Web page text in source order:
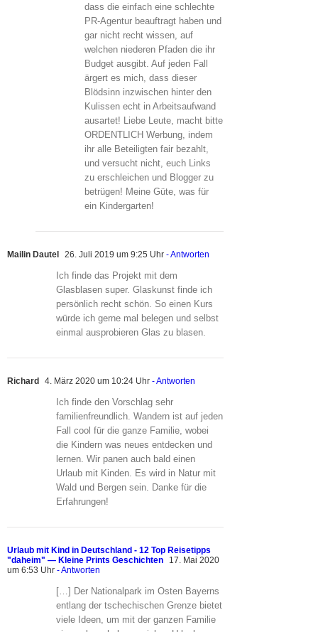
dass die einfach eine schlechte
PR-Agentur beauftragt haben und
gar nicht recht wissen, auf
welchen niederen Pfaden die ihr
Budget ausgibt. Auf jeden Fall
ärgert es mich, dass dieser
Blödsinn inzwischen hinter den
Kulissen echt in Arbeitsaufwand
ausartet! Liebe Leute, macht bitte
ORDENTLICH Werbung, indem
ihr alle Beteiligten fair bezahlt,
und versucht nicht, euch Links
zu erschleichen und Blogger zu
betrügen! Meine Güte, was für
ein Kindergarten!
Mailin Dautel 26. Juli 2019 um 9:25 Uhr - Antworten
Ich finde das Projekt mit dem
Glasblasen super. Glaskunst finde ich
persönlich recht schön. So einen Kurs
würde ich gerne mal belegen und selbst
einmal ausprobieren Glas zu blasen.
Richard 4. März 2020 um 10:24 Uhr - Antworten
Ich finde den Vorschlag sehr
familienfreundlich. Wandern ist auf jeden
Fall cool für die ganze Familie, wobei
die Kindern was neues entdecken und
lernen. Wir panen auch bald einen
Urlaub mit Kinden. Es wird in Natur mit
Wald und Bergen sein. Danke für die
Erfahrungen!
Urlaub mit Kind in Deutschland - 12 Top Reisetipps
"daheim" — Kleine Prints Geschichten
17. Mai 2020
um 6:53 Uhr - Antworten
[…] Der Nationalpark im Osten Bayerns
entlang der tschechischen Grenze bietet
viele Ideen, um mit der ganzen Familie